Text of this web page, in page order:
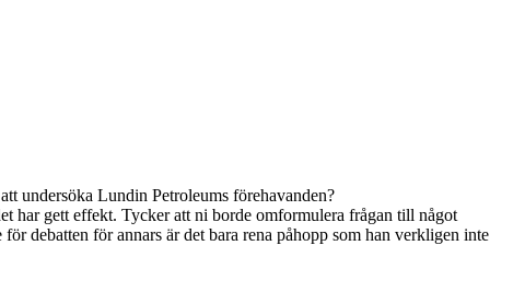
undersöka Lundin Petroleums förehavanden?
har gett effekt. Tycker att ni borde omformulera frågan till något
debatten för annars är det bara rena påhopp som han verkligen inte